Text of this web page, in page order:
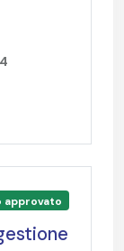
approvato